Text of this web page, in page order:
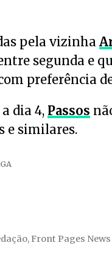
pela vizinha
segunda e
preferência
dia 4, Passos
e similares.
Front Pages